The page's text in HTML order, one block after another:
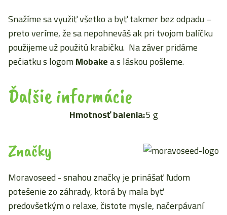
Snažíme sa využiť všetko a byť takmer bez odpadu –
preto veríme, že sa nepohneváš ak pri tvojom balíčku
použijeme už použitú krabičku. Na záver pridáme
pečiatku s logomMobakea s láskou pošleme.
Ďalšie informácie
Hmotnosť balenia:5 g
Značky
Moravoseed - snahou značky je prinášať ľudom
potešenie zo záhrady, ktorá by mala byť
predovšetkým o relaxe, čistote mysle, načerpávaní